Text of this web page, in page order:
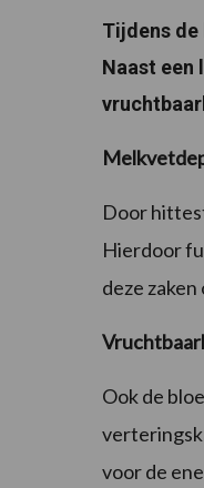
Tijdens
Naast een
Door
Hierdoor
deze
Ook de
voor de